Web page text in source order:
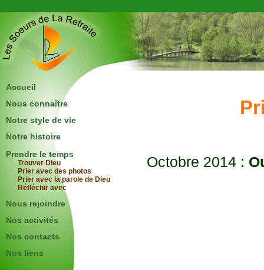
Accueil
Nous connaître
Notre style de vie
Notre histoire
Prendre le temps
Trouver Dieu
Prier avec des photos
Prier avec la parole de Dieu
Réfléchir avec
Nous rejoindre
Nos activités
Nos contacts
Nos liens
Octobre 2014 :